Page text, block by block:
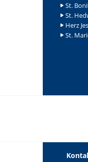
St.
St.
Herz
St.